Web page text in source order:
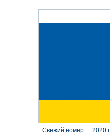
Перейти к основному содержанию
Свежий номер 2020 г.